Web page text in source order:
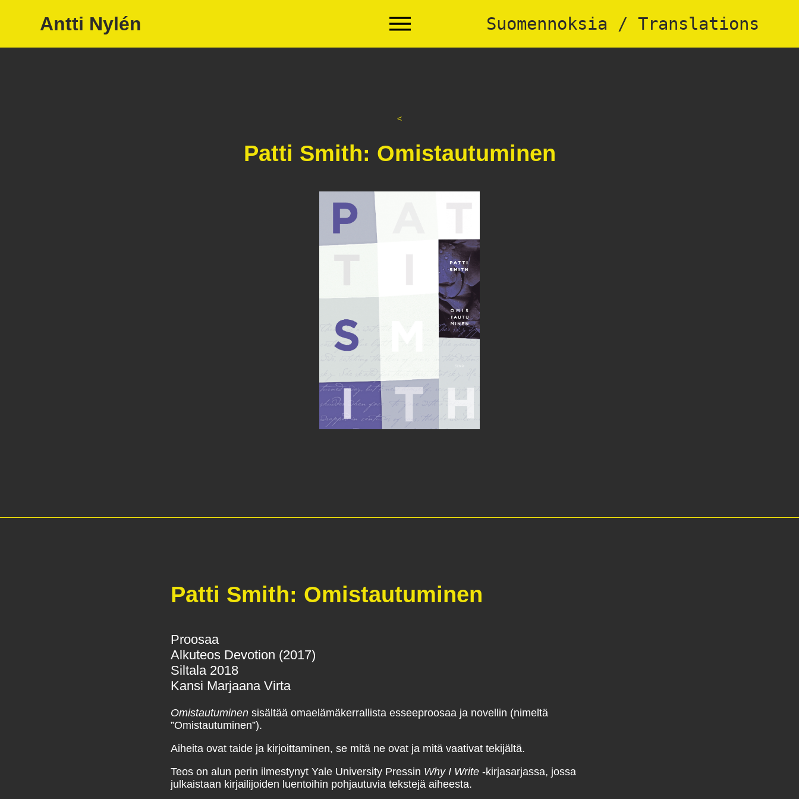
Antti Nylén Suomennoksia / Translations
Patti Smith: Omistautuminen
Patti Smith: Omistautuminen
Proosaa
Alkuteos Devotion (2017)
Siltala 2018
Kansi Marjaana Virta
Omistautuminen sisältää omaelämäkerrallista esseeproosaa ja novellin (nimeltä
”Omistautuminen”).
Aiheita ovat taide ja kirjoittaminen, se mitä ne ovat ja mitä vaativat tekijältä.
Teos on alun perin ilmestynyt Yale University Pressin Why I Write -kirjasarjassa, jossa
julkaistaan kirjailijoiden luentoihin pohjautuvia tekstejä aiheesta.